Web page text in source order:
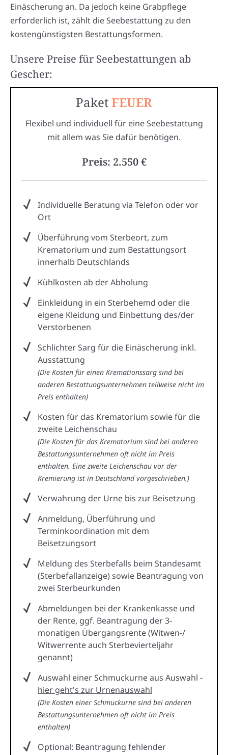
Einäscherung an. Da jedoch keine Grabpflege
erforderlich ist, zählt die Seebestattung zu den
kostengünstigsten Bestattungsformen.
Unsere Preise für Seebestattungen ab
Gescher:
PaketFEUER
Flexibel und individuell für eine Seebestattung
mit allem was Sie dafür benötigen.
Preis: 2.550 €
Individuelle Beratung via Telefon oder vor
Ort
Überführung vom Sterbeort, zum
Krematorium und zum Bestattungsort
innerhalb Deutschlands
Kühlkosten ab der Abholung
Einkleidung in ein Sterbehemd oder die
eigene Kleidung und Einbettung des/der
Verstorbenen
Schlichter Sarg für die Einäscherung inkl.
Ausstattung
(Die Kosten für einen Kremationssarg sind bei
anderen Bestattungsunternehmen teilweise nicht im
Preis enthalten)
Kosten für das Krematorium sowie für die
zweite Leichenschau
(Die Kosten für das Krematorium sind bei anderen
Bestattungsunternehmen oft nicht im Preis
enthalten. Eine zweite Leichenschau vor der
Kremierung ist in Deutschland vorgeschrieben.)
Verwahrung der Urne bis zur Beisetzung
Anmeldung, Überführung und
Terminkoordination mit dem
Beisetzungsort
Meldung des Sterbefalls beim Standesamt
(Sterbefallanzeige) sowie Beantragung von
zwei Sterbeurkunden
Abmeldungen bei der Krankenkasse und
der Rente, ggf. Beantragung der 3-
monatigen Übergangsrente (Witwen-/
Witwerrente auch Sterbevierteljahr
genannt)
Auswahl einer Schmuckurne aus Auswahl -
hier geht's zur Urnenauswahl
(Die Kosten einer Schmuckurne sind bei anderen
Bestattungsunternehmen oft nicht im Preis
enthalten)
Optional: Beantragung fehlender